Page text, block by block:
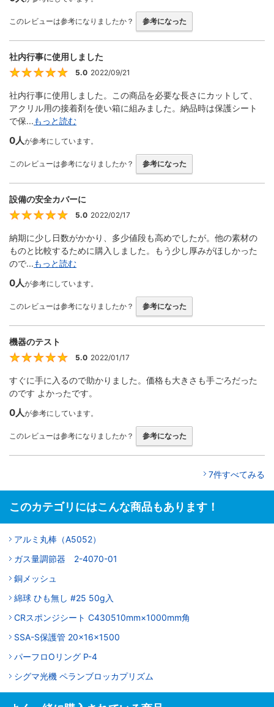
このレビューは参考になりましたか？ 参考になった
社内行事に使用しました
5.0 2022/09/21
社内行事に使用しました。この商品を必要な長さにカットして、
アクリル用の接着剤を使い箱に組みました。納品時は保護シート
で保...もっと読む
0人が参考にしています。
このレビューは参考になりましたか？ 参考になった
設備の安全カバーに
5
5.0 2022/02/17
納期に少し日数がかかり、多少値段も高めでしたが。他の素材の
ものと比較するために購入しました。もう少し厚みがほしかった
ので...もっと読む
0人が参考にしています。
このレビューは参考になりましたか？ 参考になった
機器のテスト
5.0 2022/01/17
すぐに手に入るので助かりました。価格も大きさも手ごろだった
のです よかったです。
0人が参考にしています。
このレビューは参考になりましたか？ 参考になった
7件すべてみる
このカテゴリにはこんな商品もあります！
アルミ丸棒（A5052）
ガス量調節器 2-4070-01
銅メッシュ
綿球 ひも無し #25 50g入
CRスポンジシート C430510mm×1000mm角
SSA-S保護管 20×16×1500
パーフロOリング P-4
シグマ光機 ペランブロッカプリズム